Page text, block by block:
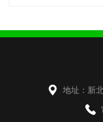
地址：新